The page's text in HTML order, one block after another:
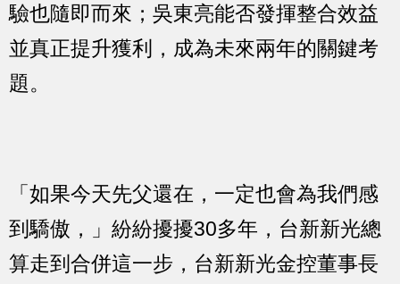
驗也隨即而來；吳東亮能否發揮整合效益
並真正提升獲利，成為未來兩年的關鍵考
題。
「如果今天先父還在，一定也會為我們感
到驕傲，」紛紛擾擾30多年，台新新光總
算走到合併這一步，台新新光金控董事長